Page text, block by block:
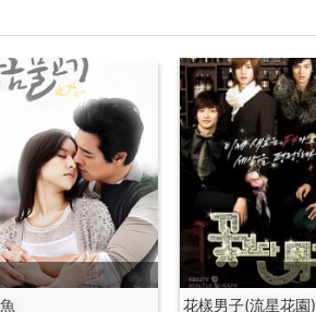
花樣男子(流星花園)